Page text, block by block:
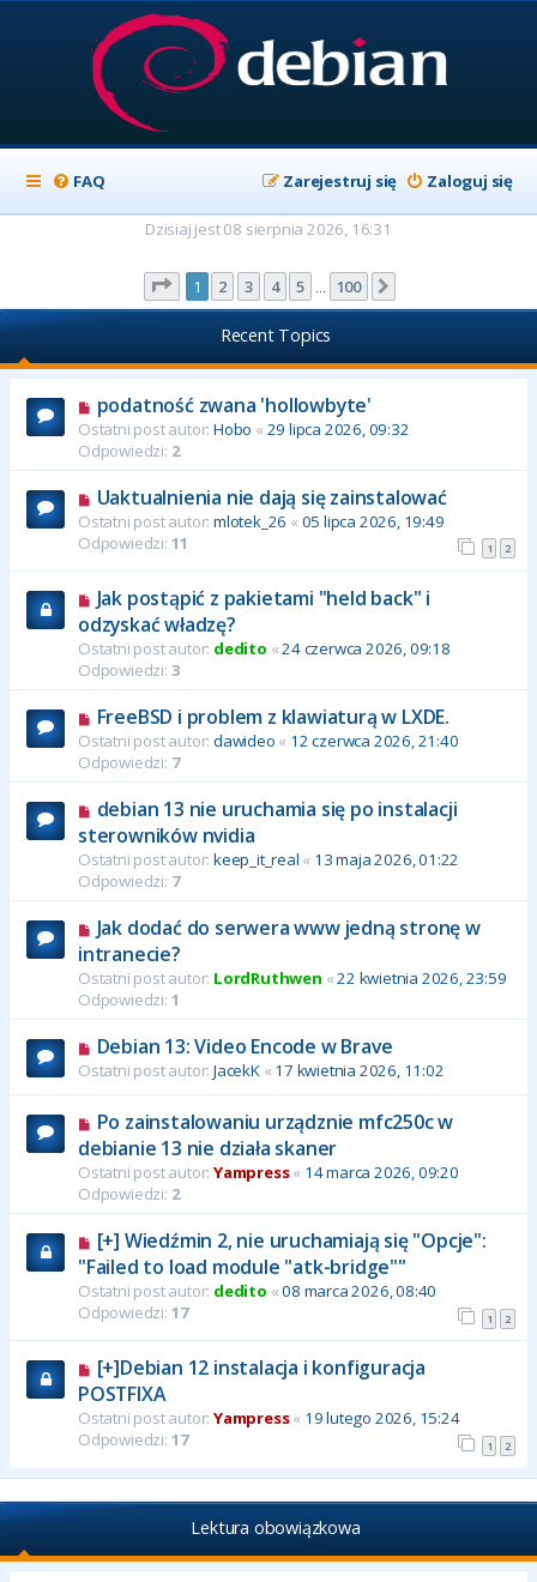
FAQ Zaloguj się
Zarejestruj się
Dzisiaj jest 08 sierpnia 2026, 16:31
Strona z100
1 2 3 4 5 100
Recent Topics
podatność zwana 'hollowbyte'
Ostatni post autor: Hobo « 29 lipca 2026, 09:32
Odpowiedzi: 2
Uaktualnienia nie dają się zainstalować
Ostatni post autor: mlotek_26 « 05 lipca 2026, 19:49
Odpowiedzi: 11 1 2
Jak postąpić z pakietami "held back" i
odzyskać władzę?
Ostatni post autor: dedito «24 czerwca 2026, 09:18
Odpowiedzi: 3
FreeBSD i problem z klawiaturą w LXDE.
Ostatni post autor: dawideo « 12 czerwca 2026, 21:40
Odpowiedzi: 7
debian 13 nie uruchamia się po instalacji
sterowników nvidia
Ostatni post autor: keep_it_real « 13 maja 2026, 01:22
Odpowiedzi: 7
Jak dodać do serwera www jedną stronę w
intranecie?
Ostatni post autor: LordRuthwen «22 kwietnia 2026, 23:59
Odpowiedzi: 1
Debian 13: Video Encode w Brave
Ostatni post autor: JacekK« 17 kwietnia 2026, 11:02
Po zainstalowaniu urządznie mfc250c w
debianie 13 nie działa skaner
Ostatni post autor: Yampress« 14 marca 2026, 09:20
Odpowiedzi: 2
[+] Wiedźmin 2, nie uruchamiają się "Opcje":
"Failed to load module "atk-bridge""
Ostatni post autor: dedito «08 marca 2026, 08:40
Odpowiedzi: 17 1 2
[+]Debian 12 instalacja i konfiguracja
POSTFIXA
Ostatni post autor: Yampress« 19 lutego 2026, 15:24
Odpowiedzi: 17 1 2
Lektura obowiązkowa